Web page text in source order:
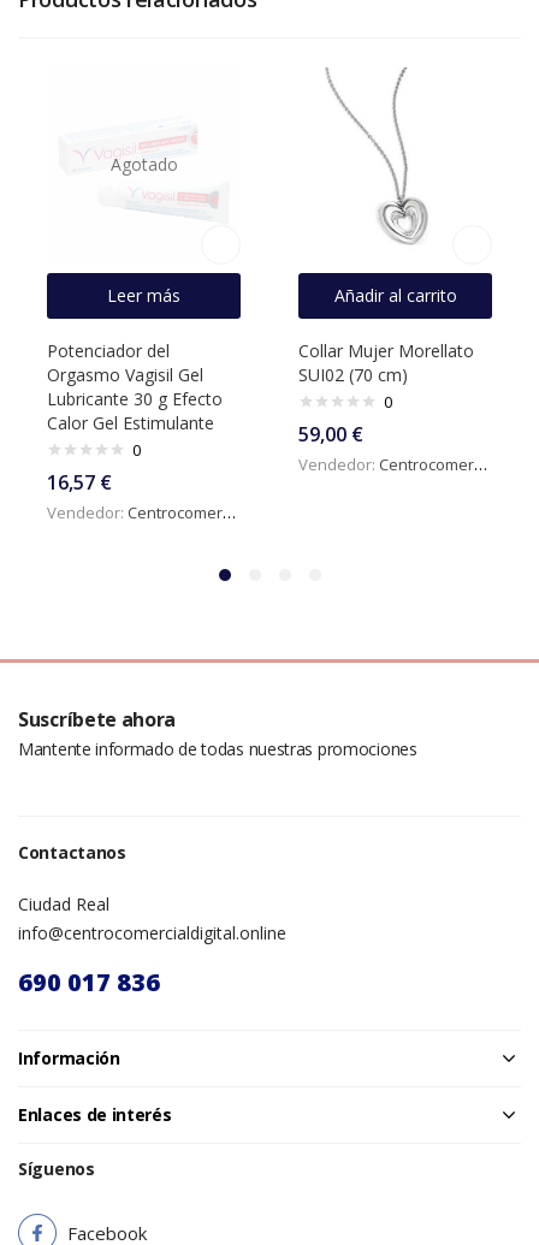
Agotado
Leer más
Potenciador del
Orgasmo Vagisil Gel
Lubricante 30 g Efecto
Calor Gel Estimulante
0
16,57 €
Vendedor: Centrocomercialdigital
Añadir al carrito
Collar Mujer Morellato
SUI02 (70 cm)
0
59,00 €
Vendedor: Centrocomercialdigital
Suscríbete ahora
Mantente informado de todas nuestras promociones
Contactanos
Ciudad Real
info@centrocomercialdigital.online
690 017 836
Información
Enlaces de interés
Síguenos
Facebook